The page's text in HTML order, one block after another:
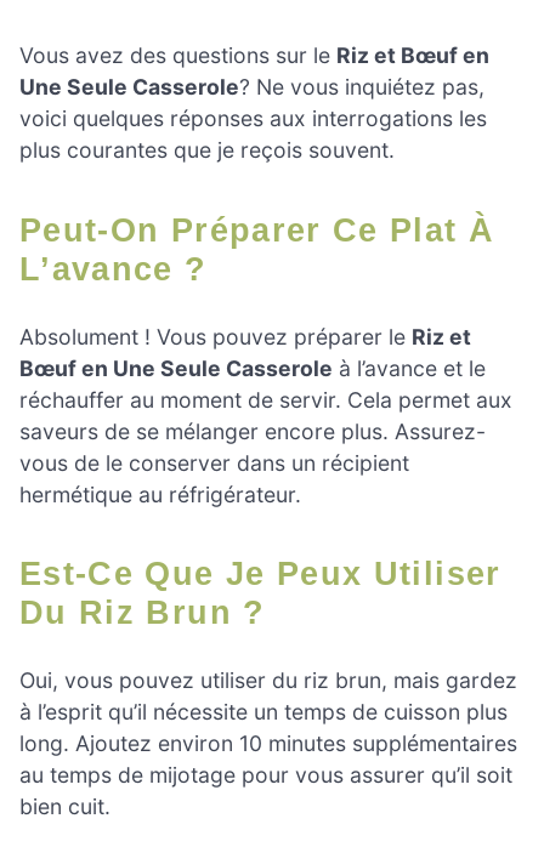
Vous avez des questions sur le Riz et Bœuf en
Une Seule Casserole? Ne vous inquiétez pas,
voici quelques réponses aux interrogations les
plus courantes que je reçois souvent.
Peut-On Préparer Ce Plat À
L’avance ?
Absolument ! Vous pouvez préparer le Riz et
Bœuf en Une Seule Casserole à l’avance et le
réchauffer au moment de servir. Cela permet aux
saveurs de se mélanger encore plus. Assurez-
vous de le conserver dans un récipient
hermétique au réfrigérateur.
Est-Ce Que Je Peux Utiliser
Du Riz Brun ?
Oui, vous pouvez utiliser du riz brun, mais gardez
à l’esprit qu’il nécessite un temps de cuisson plus
long. Ajoutez environ 10 minutes supplémentaires
au temps de mijotage pour vous assurer qu’il soit
bien cuit.